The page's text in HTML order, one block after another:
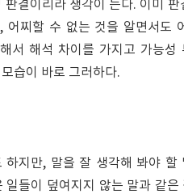
판결이리라 생각이 든다. 이미 판
어찌할 수 없는 것을 알면서도
서 해석 차이를 가지고 가능성
습이 바로 그러하다.
지만, 말을 잘 생각해 봐야 할
들이 덮여지지 않는 말과 같은